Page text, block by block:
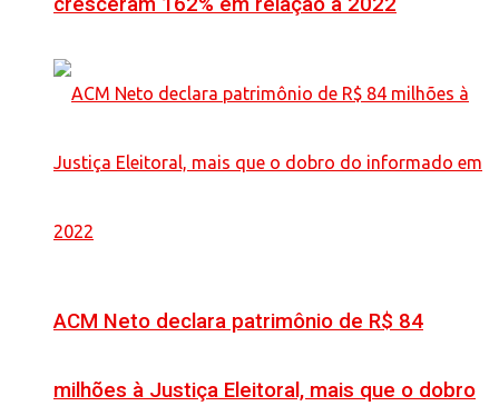
ACM Neto declara patrimônio de R$ 84
milhões à Justiça Eleitoral, mais que o dobro